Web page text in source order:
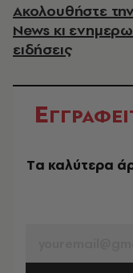
Ακολουθήστε
News κι
ειδήσεις
Ε
Tα καλύτερα